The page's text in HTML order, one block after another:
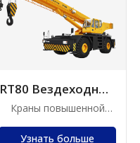
RT80 Вездеходный
кран
Краны повышенной
Узнать больше